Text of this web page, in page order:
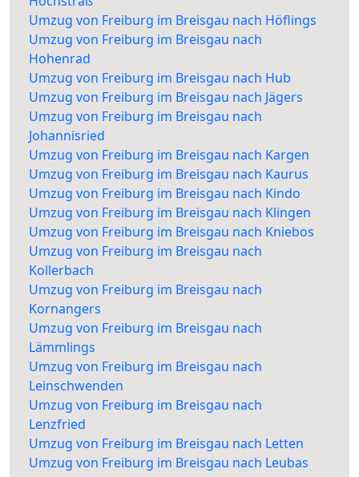
Umzug von Freiburg im Breisgau nach Höflings
Umzug von Freiburg im Breisgau nach
Hohenrad
Umzug von Freiburg im Breisgau nach Hub
Umzug von Freiburg im Breisgau nach Jägers
Umzug von Freiburg im Breisgau nach
Johannisried
Umzug von Freiburg im Breisgau nach Kargen
Umzug von Freiburg im Breisgau nach Kaurus
Umzug von Freiburg im Breisgau nach Kindo
Umzug von Freiburg im Breisgau nach Klingen
Umzug von Freiburg im Breisgau nach Kniebos
Umzug von Freiburg im Breisgau nach
Kollerbach
Umzug von Freiburg im Breisgau nach
Kornangers
Umzug von Freiburg im Breisgau nach
Lämmlings
Umzug von Freiburg im Breisgau nach
Leinschwenden
Umzug von Freiburg im Breisgau nach
Lenzfried
Umzug von Freiburg im Breisgau nach Letten
Umzug von Freiburg im Breisgau nach Leubas